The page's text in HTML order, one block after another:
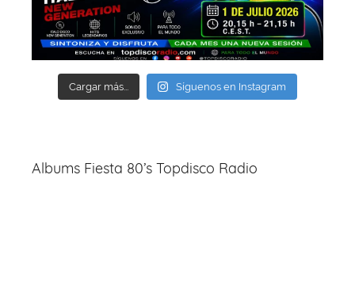
Cargar más... Síguenos en Instagram
Albums Fiesta 80’s Topdisco Radio